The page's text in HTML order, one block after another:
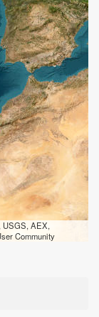
USGS, AEX,
Community